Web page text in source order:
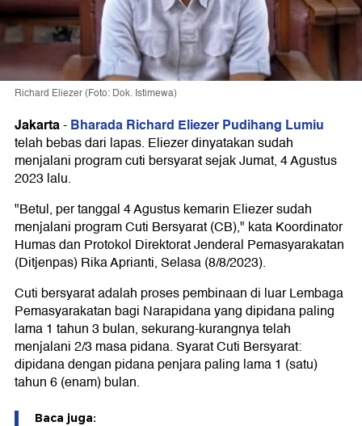
Richard Eliezer (Foto: Dok. Istimewa)
Jakarta-Bharada Richard Eliezer Pudihang Lumiu
telah bebas dari lapas. Eliezer dinyatakan sudah
menjalani program cuti bersyarat sejak Jumat, 4 Agustus
2023 lalu.
"Betul, per tanggal 4 Agustus kemarin Eliezer sudah
menjalani program Cuti Bersyarat (CB)," kata Koordinator
Humas dan Protokol Direktorat Jenderal Pemasyarakatan
(Ditjenpas) Rika Aprianti, Selasa (8/8/2023).
Cuti bersyarat adalah proses pembinaan di luar Lembaga
Pemasyarakatan bagi Narapidana yang dipidana paling
lama 1 tahun 3 bulan, sekurang-kurangnya telah
menjalani 2/3 masa pidana. Syarat Cuti Bersyarat:
dipidana dengan pidana penjara paling lama 1 (satu)
tahun 6 (enam) bulan.
Baca juga: